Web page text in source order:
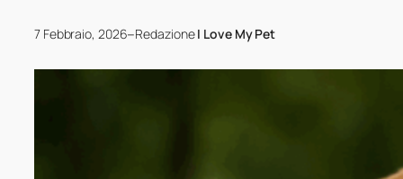
7 Febbraio, 2026–RedazioneI Love My Pet